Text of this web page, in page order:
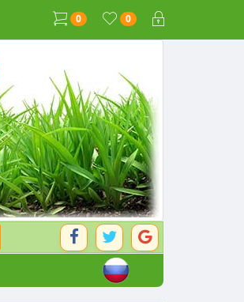
0
0